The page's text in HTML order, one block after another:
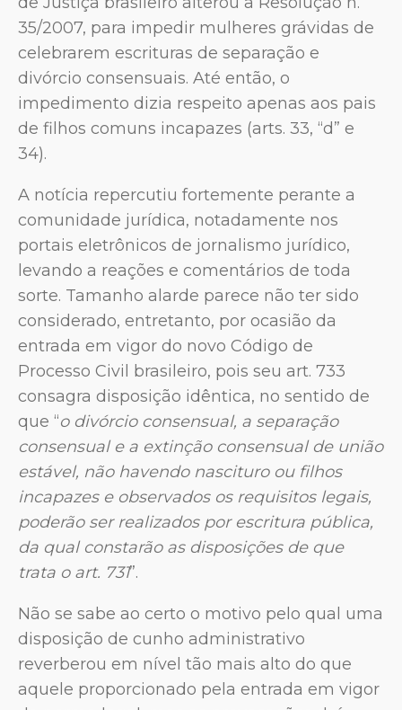
35/2007, para impedir mulheres grávidas de
celebrarem escrituras de separação e
divórcio consensuais. Até então, o
impedimento dizia respeito apenas aos pais
de filhos comuns incapazes (arts. 33, “d” e
34).
A notícia repercutiu fortemente perante a
comunidade jurídica, notadamente nos
portais eletrônicos de jornalismo jurídico,
levando a reações e comentários de toda
sorte. Tamanho alarde parece não ter sido
considerado, entretanto, por ocasião da
entrada em vigor do novo Código de
Processo Civil brasileiro, pois seu art. 733
consagra disposição idêntica, no sentido de
que “o divórcio consensual, a separação
consensual e a extinção consensual de união
estável, não havendo nascituro ou filhos
incapazes e observados os requisitos legais,
poderão ser realizados por escritura pública,
da qual constarão as disposições de que
trata o art. 731”.
Não se sabe ao certo o motivo pelo qual uma
disposição de cunho administrativo
reverberou em nível tão mais alto do que
aquele proporcionado pela entrada em vigor